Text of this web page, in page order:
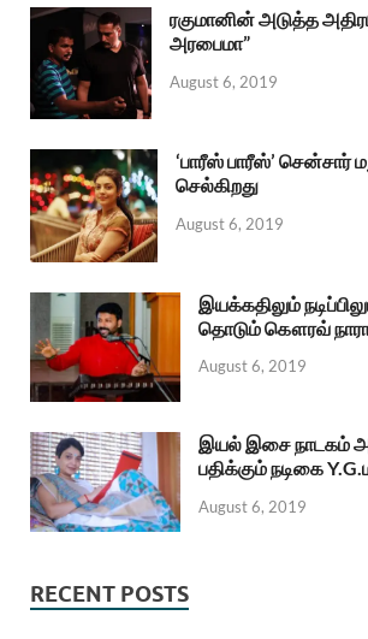
ரகுமானின் அடுத்த
அரபைமா”
August 6, 2019
‘பாரீஸ் பாரீஸ்’ சென்சார்
செல்கிறது
August 6, 2019
இயக்கதிலும்
தொடும் கௌரவ்
August 6, 2019
இயல் இசை நாடகம்
பதிக்கும் நடிகை
August 6, 2019
RECENT POSTS